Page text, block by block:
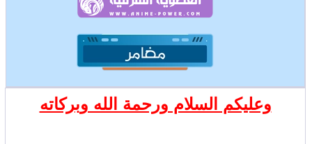
وعليكم السلام ورحمة الله وبركاته